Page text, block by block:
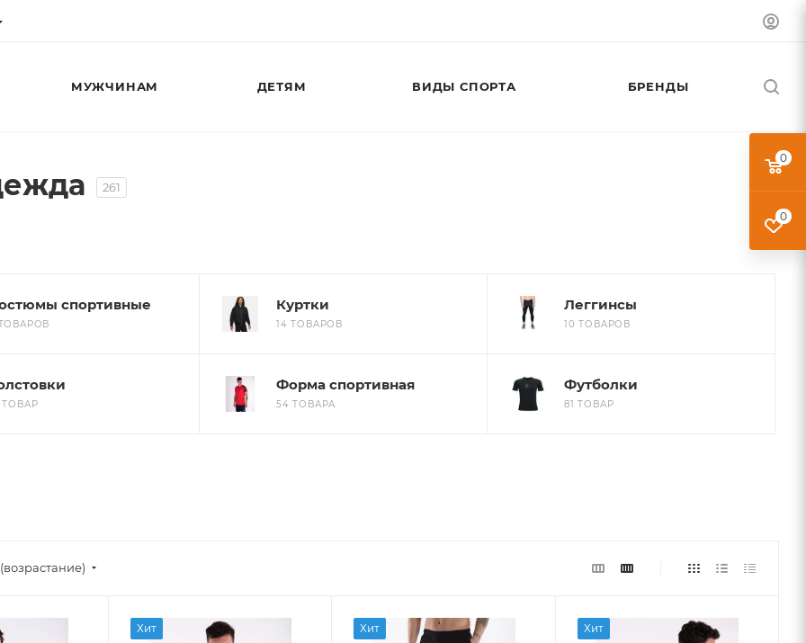
МУЖЧИНАМ ДЕТЯМ ВИДЫ СПОРТА БРЕНДЫ
261
спортивные Куртки
14 ТОВАРОВ
Леггинсы
10 ТОВАРОВ
ТОВАР
Форма спортивная
54 ТОВАРА
Футболки
81 ТОВАР
Хит Хит Хит
0
0